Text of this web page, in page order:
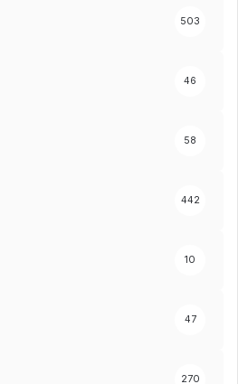
503
46
58
442
10
47
270